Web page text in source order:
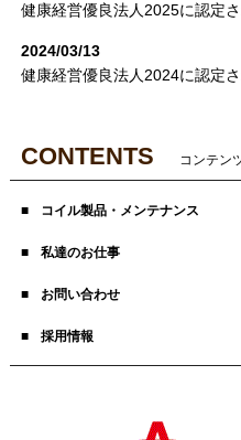
健康経営優良法人2025に認定さ
2024/03/13
健康経営優良法人2024に認定さ
CONTENTS コンテン
コイル製品・メンテナンス
私達のお仕事
お問い合わせ
採用情報